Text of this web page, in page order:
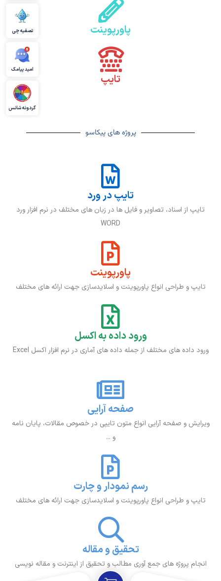
پاورپوینت
تایپ
پروژه های پیکاسو
تایپ در ورد
تایپ از اسناد، تصاویر و فایل ها در زبان های مختلف در نرم افزار ورد
WORD
پاورپوینت
تایپ و طراحی انواع پاورپوینت و اسلایدسازی جهت ارائه های مختلف
ورود داده به اکسل
ورود داده های مختلف از جمله داده های آماری در نرم افزار اکسل Excel
صفحه آرایی
ویرایش و صفحه آرایی انواع متون تایپی در خصوص مقالات، پایان نامه
و ...
رسم نمودار و چارت
تایپ و طراحی انواع پاورپوینت و اسلایدسازی جهت ارائه های مختلف
تحقیق و مقاله
انجام پروژه های جمع آوری مطالب و تحقیق از اینترنت و مقاله نویسی
تصفیه چی
امید پیامک
گردونه شانس